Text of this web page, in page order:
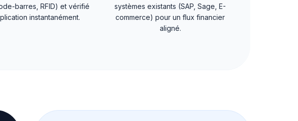
barres, RFID) et vérifié
instantanément.
systèmes existants (SAP, Sage, E-
commerce) pour un flux financier
aligné.